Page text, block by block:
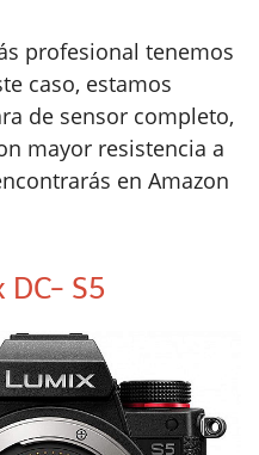
profesional tenemos
caso, estamos
de sensor completo,
mayor resistencia a
en Amazon
S5